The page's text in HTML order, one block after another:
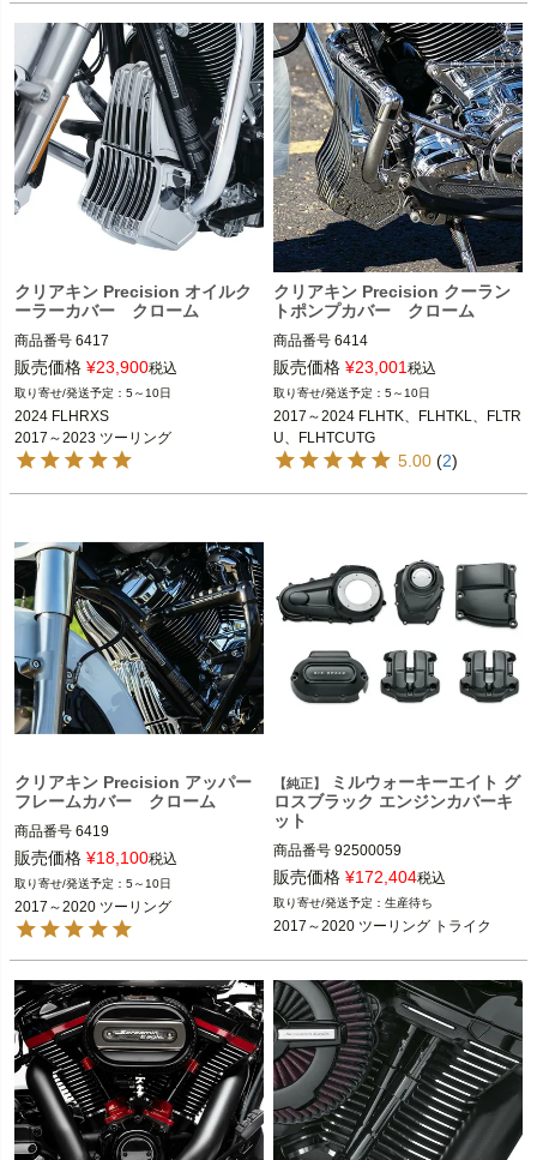
クリアキン Precision オイルク
ーラーカバー クローム
商品番号 6417
2024 FLHRXS
2017～2023 ツーリング FLHX、FLH
※標準装備のオイルクーラー装着車
kuryakyn（クリアキン）
販売価格 ¥23,900税込
5～10日
2024 FLHRXS
2017～2023 ツーリング
クリアキン Precision クーラン
トポンプカバー クローム
商品番号 6414
2017～2024 FLHTK、FLHTKL、FLTR
U、FLHTCUTG
kuryakyn（クリアキン）
販売価格 ¥23,001 税込
5～10日
2017～2024 FLHTK、FLHTKL、FLTR
U、FLHTCUTG
5.00 (2)
クリアキン Precision アッパー
フレームカバー クローム
商品番号 6419
2017～2020 ツーリング
kuryakyn（クリアキン）
販売価格 ¥18,100税込
5～10日
2017～2020 ツーリング
【純正】
ミルウォーキーエイト グ
ロスブラック エンジンカバーキ
ット
商品番号 92500059
2017～2020 ツーリング、トライク
Harley Davidson（ハーレー ダビッド
ソン）
販売価格 ¥172,404税込
生産待ち
2017～2020 ツーリング トライク